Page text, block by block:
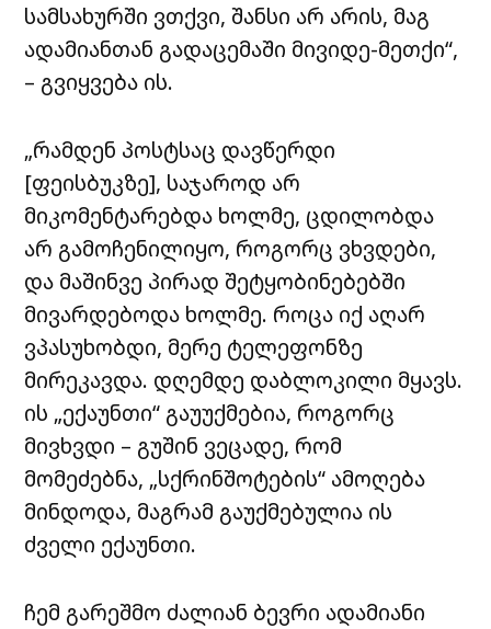
სამსახურში ვთქვი, შანსი არ არის, მაგ
ადამიანთან გადაცემაში მივიდე-მეთქი“,
– გვიყვება ის.
„რამდენ პოსტსაც დავწერდი
[ფეისბუკზე], საჯაროდ არ
მიკომენტარებდა ხოლმე, ცდილობდა
არ გამოჩენილიყო, როგორც ვხვდები,
და მაშინვე პირად შეტყობინებებში
მივარდებოდა ხოლმე. როცა იქ აღარ
ვპასუხობდი, მერე ტელეფონზე
მირეკავდა. დღემდე დაბლოკილი მყავს.
ის „ექაუნთი“ გაუუქმებია, როგორც
მივხვდი – გუშინ ვეცადე, რომ
მომეძებნა, „სქრინშოტების“ ამოღება
მინდოდა, მაგრამ გაუქმებულია ის
ძველი ექაუნთი.
ჩემ გარეშმო ძალიან ბევრი ადამიანი